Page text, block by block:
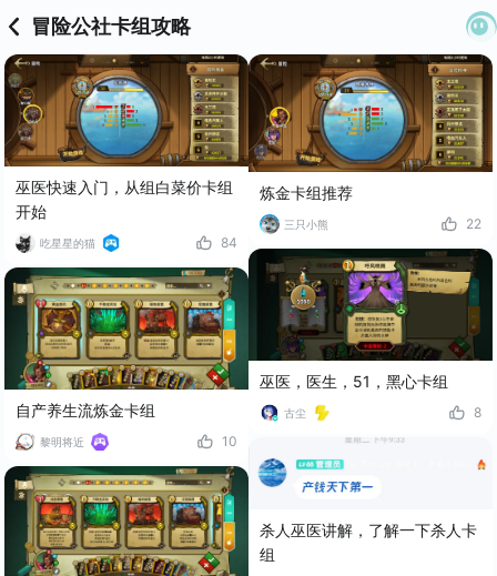
冒险公社卡组攻略
巫医快速入门，从组白菜价卡组
开始
吃星星的猫 84
自产养生流炼金卡组
黎明将近 10
炼金卡组推荐
三只小熊 22
巫医，医生，51，黑心卡组
古尘 8
杀人巫医讲解，了解一下杀人卡
组